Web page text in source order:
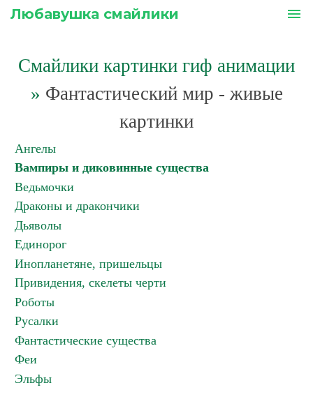
Любавушка смайлики menu
Смайлики картинки гиф анимации
» Фантастический мир - живые
картинки
Ангелы
Вампиры и диковинные существа
Ведьмочки
Драконы и дракончики
Дьяволы
Единорог
Инопланетяне, пришельцы
Привидения, скелеты черти
Роботы
Русалки
Фантастические существа
Феи
Эльфы